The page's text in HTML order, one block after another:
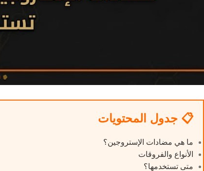
📋 جدول المحتويات
ما هي مضادات الإستروجين؟
الأنواع والفروقات
متى تستخدمها؟